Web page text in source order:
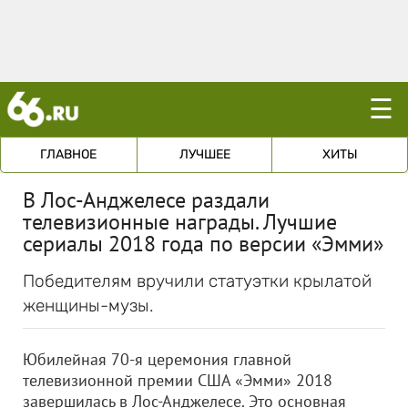
☰
ГЛАВНОЕ ЛУЧШЕЕ ХИТЫ
В Лос-Анджелесе раздали
телевизионные награды. Лучшие
сериалы 2018 года по версии «Эмми»
Победителям вручили статуэтки крылатой
женщины-музы.
Юбилейная 70-я церемония главной
телевизионной премии США «Эмми» 2018
завершилась в Лос-Анджелесе. Это основная